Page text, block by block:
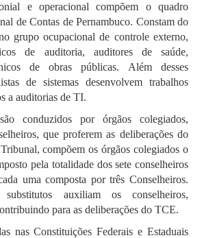
do Estado ou do Município na
das empresas estatais e
de cujo capital as pessoas
solidariamente com os membros
e de Administração, pela prática
ruinosa ou liberalidade a custa das
ou assemelhado que,
por recursos públicos
inclusive os oriundos de
públicas. (AC) (Inciso
Lei nº 14.725, de 9 de julho de
esses Dados de Uso podem
como o tipo de dispositivo móvel
do dispositivo móvel, o
móvel, o sistema
o tipo de navegador de
você usa, identificadores
e outros dados de
são obtidos através das
Analytics e Hotjar.
e cookies
e tecnologias de rastreamento
rastrear a atividade em nosso
e operacional compõem o quadro
de Contas de Pernambuco. Constam do
grupo ocupacional de controle externo,
de auditoria, auditores de saúde,
de obras públicas. Além desses
de sistemas desenvolvem trabalhos
a auditorias de TI.
conduzidos por órgãos colegiados,
que proferem as deliberações do
compõem os órgãos colegiados o
pela totalidade dos sete conselheiros
uma composta por três Conselheiros.
auxiliam os conselheiros,
para as deliberações do TCE.
nas Constituições Federais e Estaduais